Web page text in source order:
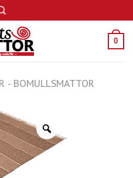
0
- BOMULLSMATTOR